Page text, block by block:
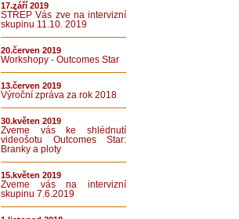
17.září 2019
STŘEP Vás zve na intervizní
skupinu 11.10. 2019
20.červen 2019
Workshopy - Outcomes Star
13.červen 2019
Výroční zpráva za rok 2018
30.květen 2019
Zveme vás ke shlédnutí
videošotu Outcomes Star:
Branky a ploty
15.květen 2019
Zveme vás na intervizní
skupinu 7.6.2019